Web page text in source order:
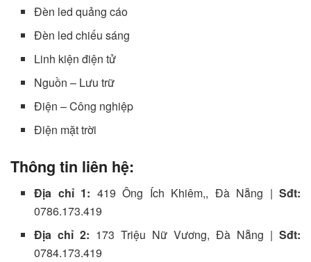
Đèn led quảng cáo
Đèn led chiếu sáng
Linh kiện điện tử
Nguồn – Lưu trữ
Điện – Công nghiệp
Điện mặt trời
Thông tin liên hệ:
Địa chỉ 1: 419 Ông Ích Khiêm,, Đà Nẵng |Sđt:
0786.173.419
Địa chỉ 2: 173 Triệu Nữ Vương, Đà Nẵng |Sđt:
0784.173.419